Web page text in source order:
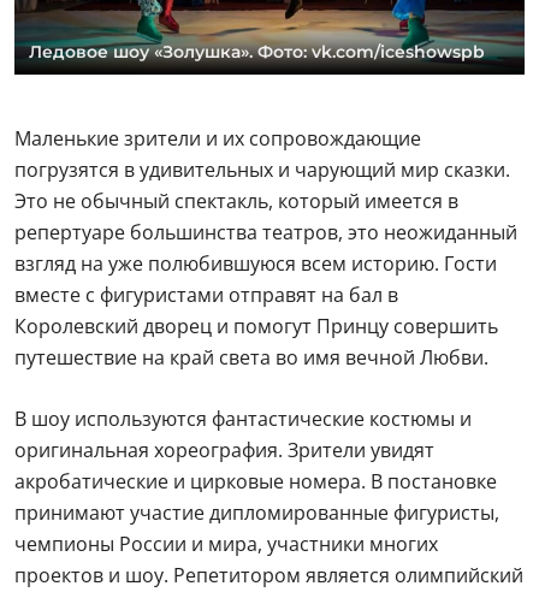
Ледовое шоу «Золушка». Фото: vk.com/iceshowspb
Маленькие зрители и их сопровождающие
погрузятся в удивительных и чарующий мир сказки.
Это не обычный спектакль, который имеется в
репертуаре большинства театров, это неожиданный
взгляд на уже полюбившуюся всем историю. Гости
вместе с фигуристами отправят на бал в
Королевский дворец и помогут Принцу совершить
путешествие на край света во имя вечной Любви.
В шоу используются фантастические костюмы и
оригинальная хореография. Зрители увидят
акробатические и цирковые номера. В постановке
принимают участие дипломированные фигуристы,
чемпионы России и мира, участники многих
проектов и шоу. Репетитором является олимпийский